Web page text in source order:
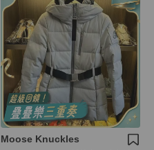
Moose Knuckles